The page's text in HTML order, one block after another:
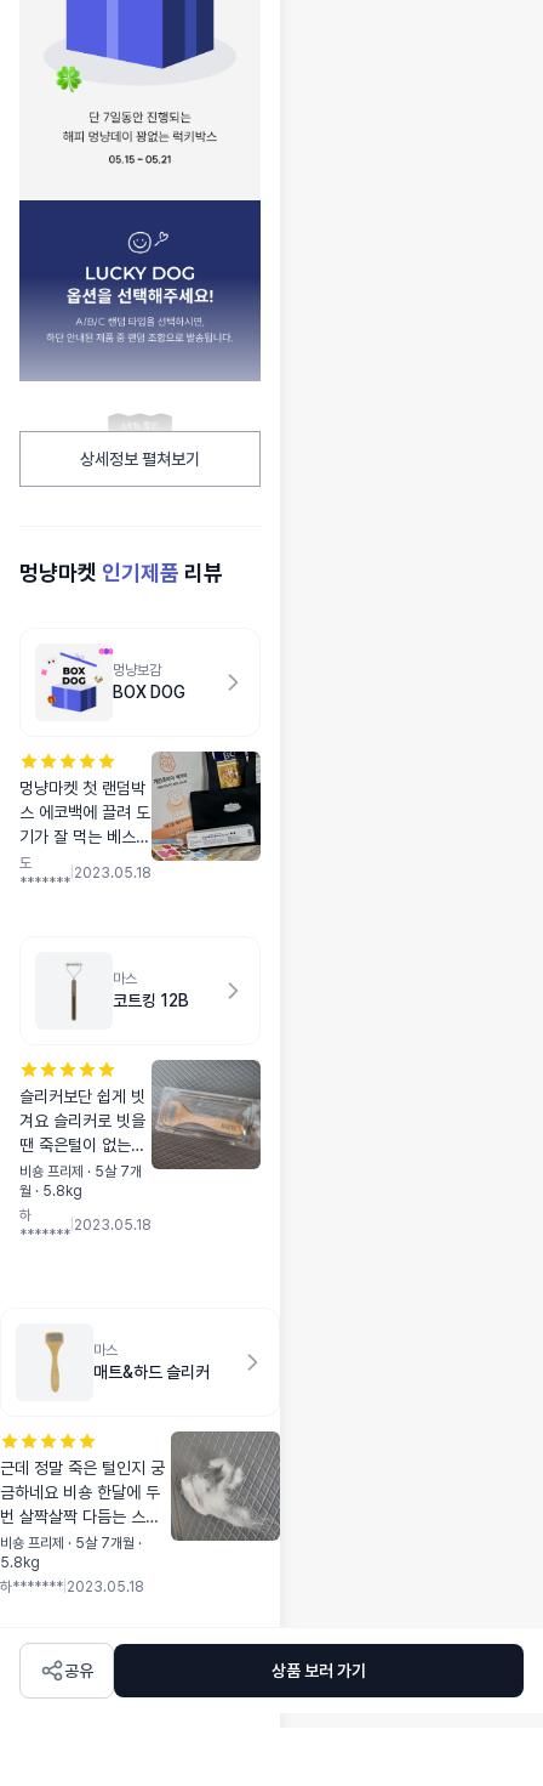
상세정보 펼쳐보기
멍냥마켓 인기제품 리뷰
멍냥보감
BOX DOG
멍냥마켓 첫 랜덤박
스 에코백에 끌려 도
기가 잘 먹는 베스트
브리드 사료 구매하
려다 랜덤박스 구매
매했는데 영양제도
받고 귀여운 에코백
도 함께 왔어요. 도
행운이 오네요! 럭키
박스 다음에도 꼭 진
행 부탁드려요. 다음
랜덤박스에는 에코
백처럼 실용적인 다
른 제품도 고민 해주
세요!
도
*******
2023.05.18
마스
코트킹 12B
슬리커보단 쉽게 빗
겨요 슬리커로 빗을
땐 죽은털이 없는데
요걸로 빗음 왜 이렇
게 많이나오는지 작
아서 겨드랑이부분
비숑 프리제 · 5살 7개
월 · 5.8kg
하
*******
2023.05.18
마스
매트&하드 슬리커
근데 정말 죽은 털인지 궁
금하네요 비숑 한달에 두
번 살짝살짝 다듬는 스타
일로 미용실 가는데 빗어
봤드니 엄청나오네요 이게
맞는건지 쉽게 빗겨지고
비숑 프리제 · 5살 7개월 ·
5.8kg
하******* 2023.05.18
공유 상품 보러 가기